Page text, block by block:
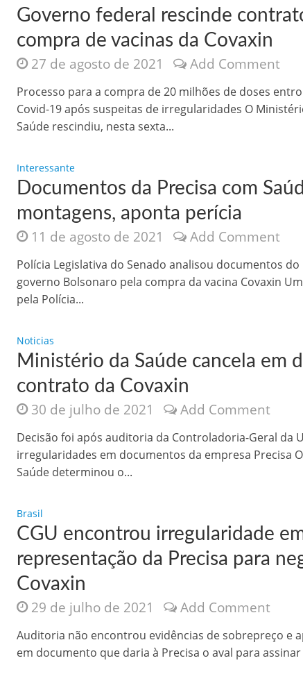
Jesus Sociedade Anônima, Como usam o nome de Jesus para ganhar dinheiro
INTRIGANTE: 3 I Atlas intriga a Humanidade
Como o Cachorrinho Kong ajudou o Imperador Dom Pedro I na Independência
Os segredos não revelados do livro de apocalipse
Governo federal rescinde
compra de vacinas da Covaxin
27 de agosto de 2021 Add Comment
Processo para a compra de 20 milhões de doses
Covid-19 após suspeitas de irregularidades O
Saúde rescindiu, nesta sexta...
Interessante
Documentos da Precisa com
montagens, aponta perícia
11 de agosto de 2021 Add Comment
Polícia Legislativa do Senado analisou documentos
governo Bolsonaro pela compra da vacina Covaxin
pela Polícia...
Noticias
Ministério da Saúde cancela em
contrato da Covaxin
30 de julho de 2021 Add Comment
Decisão foi após auditoria da Controladoria-Geral da
irregularidades em documentos da empresa Precisa
Saúde determinou o...
Brasil
CGU encontrou irregularidade
representação da Precisa para
Covaxin
29 de julho de 2021 Add Comment
Auditoria não encontrou evidências de sobrepreço e
em documento que daria à Precisa o aval para